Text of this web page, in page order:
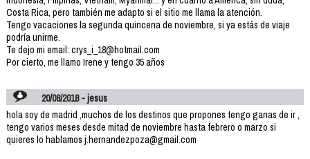
Costa Rica, pero también me adapto si el sitio me llama la atención.
Tengo vacaciones la segunda quincena de noviembre, si ya estás de viaje
podría unirme.
Te dejo mi email: crys_i_18@hotmail.com
Por cierto, me llamo Irene y tengo 35 años
20/08/2018 - jesus
hola soy de madrid ,muchos de los destinos que propones tengo ganas de ir ,
tengo varios meses desde mitad de noviembre hasta febrero o marzo si
quieres lo hablamos j.hernandezpoza@gmail.com